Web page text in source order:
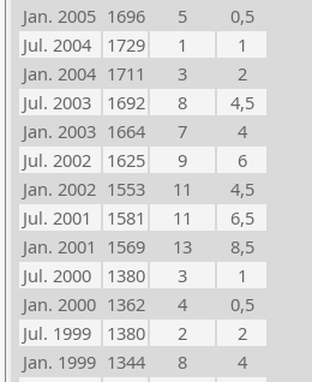
Jan. 2005 1696 5
0,5
Jul. 2004
1729 1
1
Jan. 2004 1711 3
2
Jul. 2003
1692 8
4,5
Jan. 2003 1664 7
4
Jul. 2002
1625 9
6
Jan. 2002 1553 11
4,5
Jul. 2001
1581 11
6,5
Jan. 2001 1569 13
8,5
Jul. 2000
1380 3
1
Jan. 2000 1362 4
0,5
Jul. 1999
1380 2
2
Jan. 1999 1344 8
4